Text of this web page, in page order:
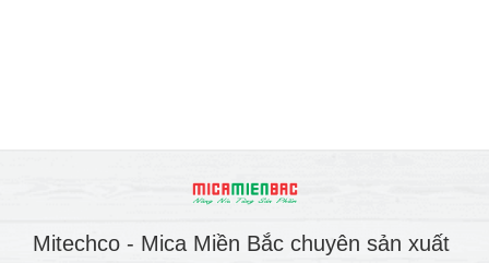
Mitechco - Mica Miền Bắc chuyên sản xuất